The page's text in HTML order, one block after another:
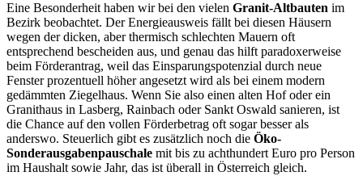
Eine Besonderheit haben wir bei den vielen Granit-Altbauten im
Bezirk beobachtet. Der Energieausweis fällt bei diesen Häusern
wegen der dicken, aber thermisch schlechten Mauern oft
entsprechend bescheiden aus, und genau das hilft paradoxerweise
beim Förderantrag, weil das Einsparungspotenzial durch neue
Fenster prozentuell höher angesetzt wird als bei einem modern
gedämmten Ziegelhaus. Wenn Sie also einen alten Hof oder ein
Granithaus in Lasberg, Rainbach oder Sankt Oswald sanieren, ist
die Chance auf den vollen Förderbetrag oft sogar besser als
anderswo. Steuerlich gibt es zusätzlich noch die Öko-
Sonderausgabenpauschale mit bis zu achthundert Euro pro Person
im Haushalt sowie Jahr, das ist überall in Österreich gleich.